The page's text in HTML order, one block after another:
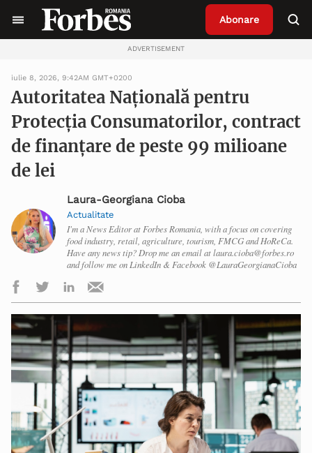
Abonare
ADVERTISEMENT
iulie 8, 2026, 9:42AM GMT+0200
Autoritatea Naţională pentru
Protecţia Consumatorilor, contract
de finanţare de peste 99 milioane
de lei
Laura-Georgiana Cioba
Actualitate
I'm a News Editor at Forbes Romania, with a focus on covering
food industry, retail, agriculture, tourism, FMCG and HoReCa.
Have any news tip? Drop me an email at laura.cioba@forbes.ro
and follow me on LinkedIn & Facebook @LauraGeorgianaCioba